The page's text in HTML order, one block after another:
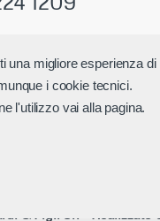
Torriana (RN) - P.IVA
Cap. Soc. 60.000,00
una migliore esperienza
i cookie tecnici.
l'utilizzo vai alla pagina.